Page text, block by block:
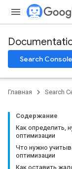
Search Console
Главная Search
Содержание
Как определить,
оптимизации
Что нужно
оптимизации
Как оставить